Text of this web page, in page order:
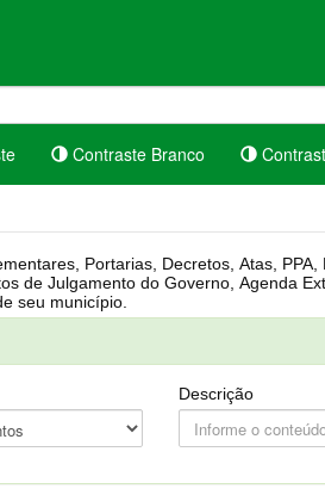
Contraste Branco
e muito mais de seu município.
Descrição